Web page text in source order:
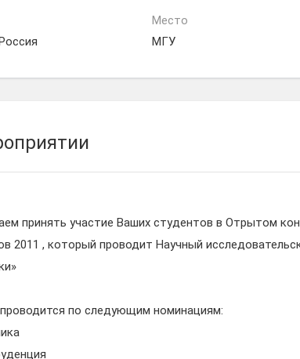
Место
МГУ
принять участие Ваших студентов в Отрытом
2011 , который проводит Научный
по следующим номинациям: